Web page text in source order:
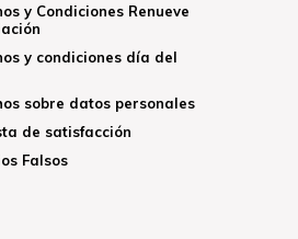
y Condiciones Renueve
y condiciones día del
sobre datos personales
de satisfacción
Falsos